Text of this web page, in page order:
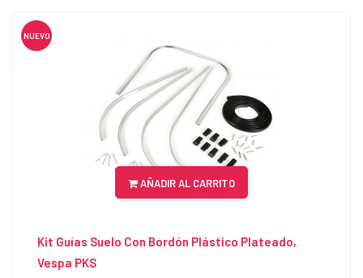
NUEVO
AÑADIR AL CARRITO
Kit Guías Suelo Con Bordón Plástico Plateado,
Vespa PKS